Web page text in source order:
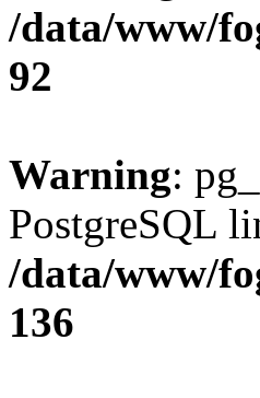
/data/www/
92
Warning:
PostgreSQL
/data/www/
136